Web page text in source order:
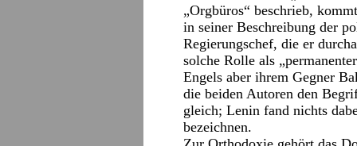
„Orgbüros“ beschrieb,
in seiner Beschreibung der
Regierungschef, die er
solche Rolle als
Engels aber ihrem Gegner
die beiden Autoren den
gleich; Lenin fand nichts
bezeichnen.